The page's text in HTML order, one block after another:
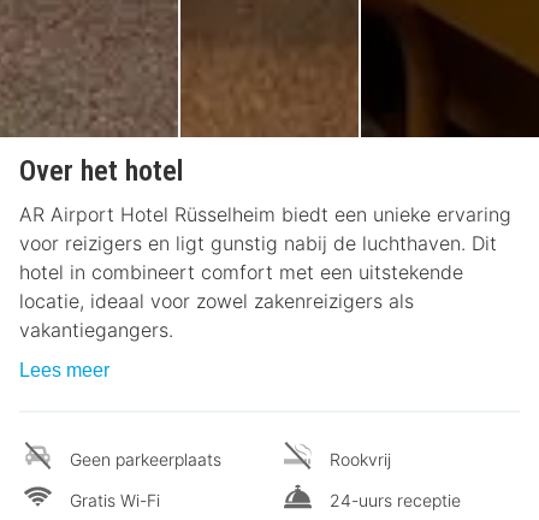
Over het hotel
AR Airport Hotel Rüsselheim biedt een unieke ervaring
voor reizigers en ligt gunstig nabij de luchthaven. Dit
hotel in combineert comfort met een uitstekende
locatie, ideaal voor zowel zakenreizigers als
vakantiegangers.
Lees meer
Geen parkeerplaats
Gratis Wi-Fi
Rookvrij
24-uurs receptie